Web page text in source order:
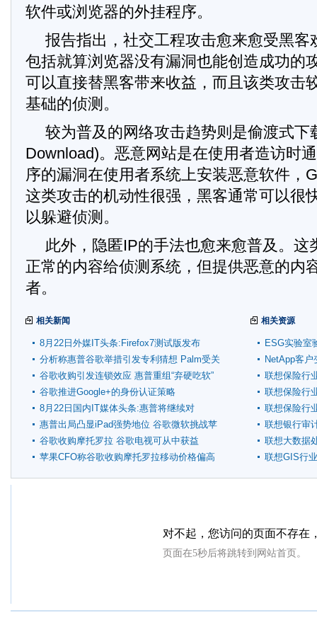
软件或浏览器的外挂程序。
报告指出，社交工程攻击愈来愈受黑客
包括就算浏览器没有漏洞也能创造成功的
可以直接替黑客带来收益，而且该类攻击
基础的侦测。
较为普及的网络攻击趋势则是偷渡式下
Download)。恶意网站是在使用者造访时
序的漏洞在使用者系统上安装恶意软件，
这类攻击的机动性很强，黑客通常可以很
以躲避侦测。
此外，隐匿IP的手法也愈来愈普及。这
正常的内容给侦测系统，但提供恶意的内
者。
相关新闻
8月22日外媒IT头条:Firefox7测试版发布
分析称惠普谷歌举措引发专利猜想 Palm受关
注
谷歌收购引发连锁效应 惠普重组“弃硬吃软”
谷歌推进Google+的身份认证策略
8月22日国内IT媒体头条:惠普将继续对
WebOS更新和支持
惠普出局凸显iPad强势地位 谷歌微软挑战苹
果
谷歌收购摩托罗拉 谷歌电视可从中获益
苹果CFO称谷歌收购摩托罗拉移动价格偏高
相关资源
ESG实验室
NetApp客
联想保险行
联想保险行
联想保险行
联想银行审
联想大数据
联想GIS行